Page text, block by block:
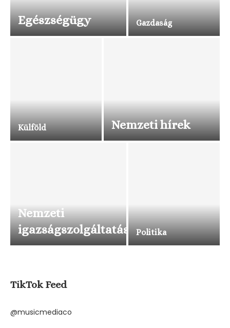
Egészségügy Gazdaság
Külföld Nemzeti hírek
Nemzeti
igazságszolgáltatás
Politika
TikTok Feed
@musicmediaco